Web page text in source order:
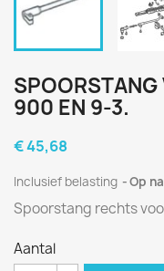
900 EN 9-3.
€ 45,68
Inclusief belasting Op
Spoorstang rechts
Aantal